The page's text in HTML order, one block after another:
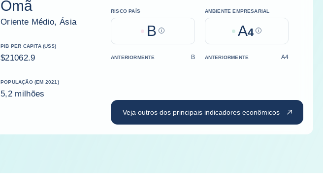
Omã
Oriente Médio, Ásia
PIB PER CAPITA (US$)
$21062.9
POPULAÇÃO (EM 2021)
5,2 milhões
RISCO PAÍS
B Help
AMBIENTE EMPRESARIAL
A4 Help
ANTERIORMENTE B ANTERIORMENTE A4
Veja outros dos principais indicadores econômicos